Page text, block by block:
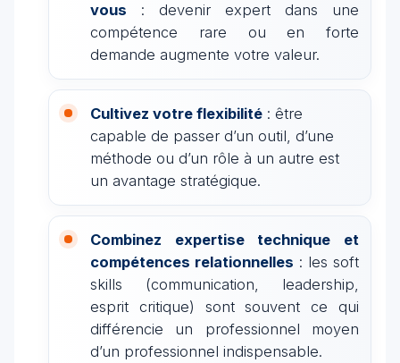
vous : devenir expert dans une
compétence rare ou en forte
demande augmente votre valeur.
Cultivez votre flexibilité : être
capable de passer d’un outil, d’une
méthode ou d’un rôle à un autre est
un avantage stratégique.
Combinez expertise technique et
compétences relationnelles : les soft
skills (communication, leadership,
esprit critique) sont souvent ce qui
différencie un professionnel moyen
d’un professionnel indispensable.